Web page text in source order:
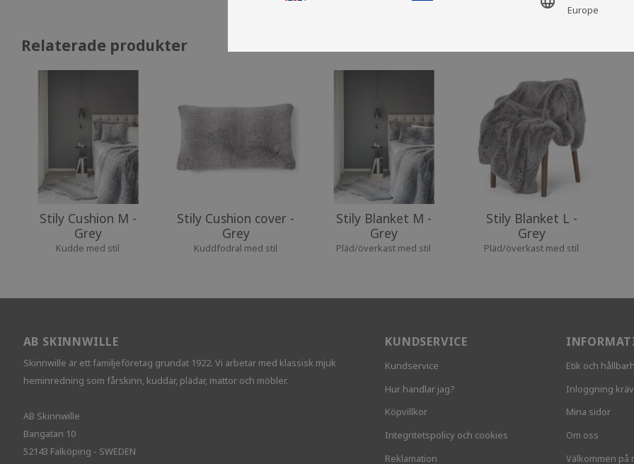
Relaterade produkter
Stily Cushion M -
Grey
Kudde med stil
Stily Cushion cover -
Grey
Kuddfodral med stil
Stily Blanket M -
Grey
Pläd/överkast med stil
Stily Blanket L -
Grey
Pläd/överkast med stil
AB SKINNWILLE
Skinnwille är ett familjeföretag grundat 1922. Vi arbetar med klassisk mjuk
heminredning som fårskinn, kuddar, plädar, mattor och möbler.
AB Skinnwille
Bangatan 10
52143 Falköping - SWEDEN
KUNDSERVICE
Kundservice
Hur handlar jag?
Köpvillkor
Integritetspolicy och cookies
Reklamation
Etik och
Inloggning
Mina sidor
Om oss
Välkommen på
Europe